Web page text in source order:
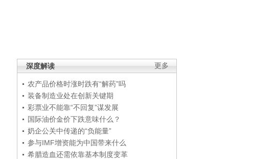
更多
深度解读
农产品价格时涨时跌有“解药”吗
装备制造业处在创新关键期
彩票业不能靠“不回复”谋发展
国际油价金价下跌意味什么？
奶企公关中传递的“负能量”
参与IMF增资能为中国带来什么
希腊造血还需依靠基本制度变革